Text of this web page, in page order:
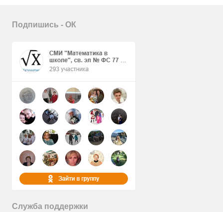
Подпишись - ОК
Служба поддержки